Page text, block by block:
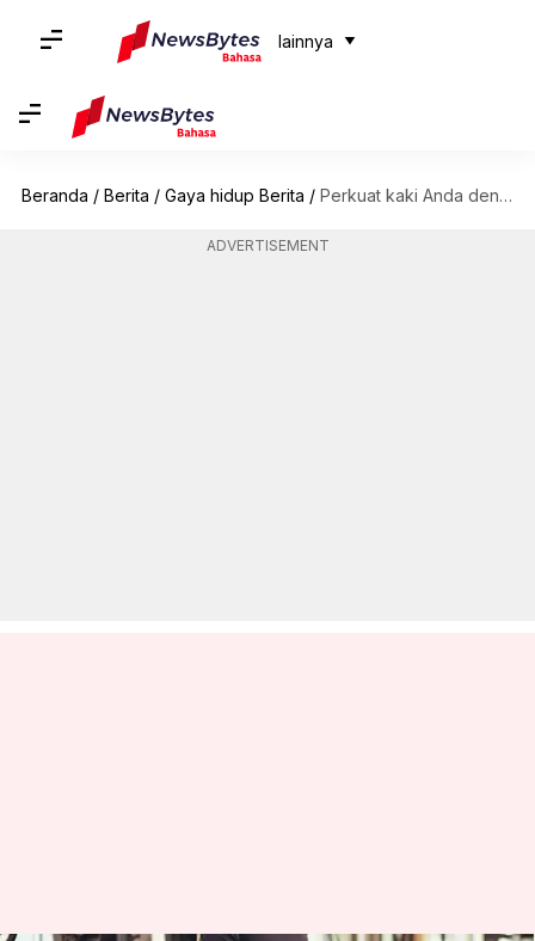
lainnya
Beranda / Berita / Gaya hidup Berita / Perkuat kaki Anda dengan latihan kettlebell ini
ADVERTISEMENT